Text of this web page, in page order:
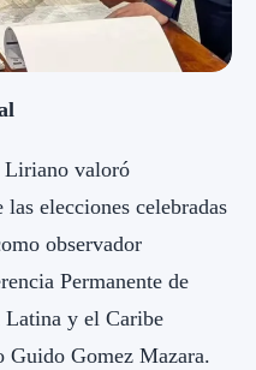
Liriano valoró
elecciones celebradas
observador
Permanente de
Latina y el Caribe
Gomez Mazara.